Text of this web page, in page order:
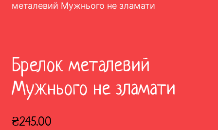
металевий Мужнього не зламати
Брелок металевий
Мужнього не зламати
₴245.00